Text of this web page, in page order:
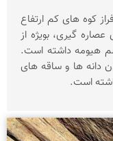
کوه های کم ارتفاع
عصاره گیری، بویژه از
هیومه داشته است.
دانه ها و ساقه های
است.